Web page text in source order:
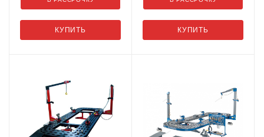
КУПИТЬ КУПИТЬ